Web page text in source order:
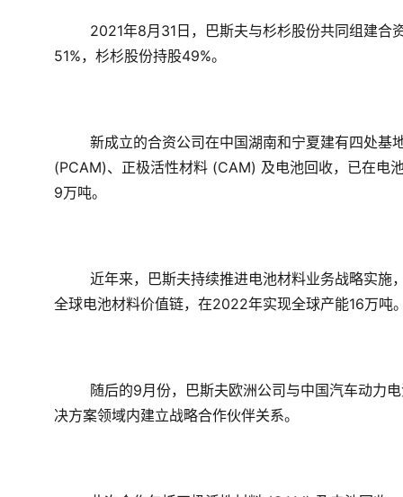
2021年8月31日 ，巴斯夫与杉杉股份共同组建合
51%，杉杉股份持股49%。
新成立的合资公司在中国湖南和宁夏建有四处
(PCAM)、正极活性材料 (CAM) 及电池回收，已在电
9万吨。
近年来，巴斯夫持续推进电池材料业务战略实施
全球电池材料价值链，在2022年实现全球产能16万吨
随后的9月份，巴斯夫欧洲公司与中国汽车动力
决方案领域内建立战略合作伙伴关系。